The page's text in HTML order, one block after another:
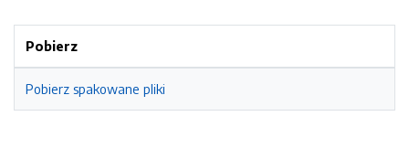
Pobierz
Pobierz spakowane pliki